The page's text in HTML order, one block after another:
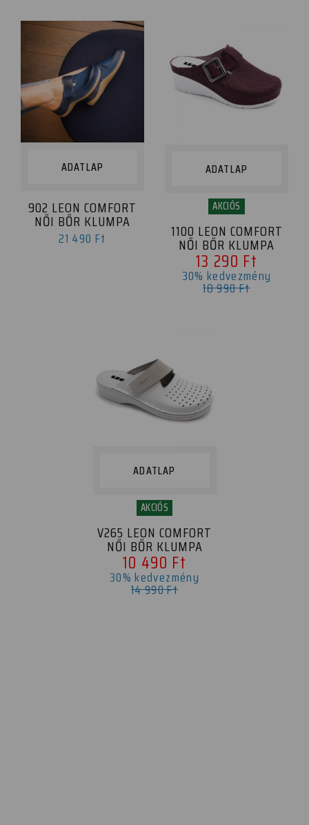
ADATLAP
902 LEON COMFORT
NŐI BŐR KLUMPA
21 490 Ft
ADATLAP
AKCIÓS
1100 LEON COMFORT
NŐI BŐR KLUMPA
13 290 Ft
30% kedvezmény
18 990 Ft
ADATLAP
AKCIÓS
V265 LEON COMFORT
NŐI BŐR KLUMPA
10 490 Ft
30% kedvezmény
14 990 Ft